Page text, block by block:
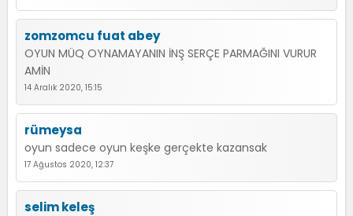
zomzomcu fuat abey
OYUN MÜQ OYNAMAYANIN İNŞ SERÇE PARMAĞINI VURUR
AMİN
14 Aralık 2020, 15:15
rümeysa
oyun sadece oyun keşke gerçekte kazansak
17 Ağustos 2020, 12:37
selim keleş